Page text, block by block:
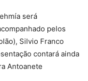
será
pelos
Silvio Franco
contará ainda
Antoanete